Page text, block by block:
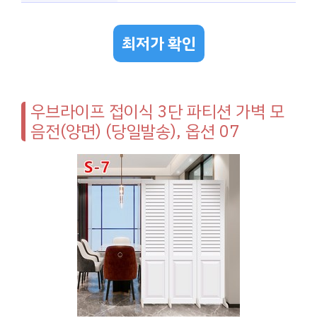
최저가 확인
우브라이프 접이식 3단 파티션 가벽 모
음전(양면) (당일발송), 옵션 07